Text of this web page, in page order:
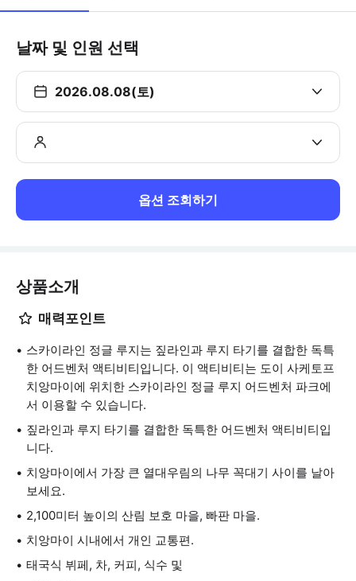
날짜 및 인원 선택
2026.08.08(토)
옵션 조회하기
상품소개
매력포인트
스카이라인 정글 루지는 짚라인과 루지 타기를 결합한 독특
한 어드벤처 액티비티입니다. 이 액티비티는 도이 사케토프
치앙마이에 위치한 스카이라인 정글 루지 어드벤처 파크에
서 이용할 수 있습니다.
짚라인과 루지 타기를 결합한 독특한 어드벤처 액티비티입
니다.
치앙마이에서 가장 큰 열대우림의 나무 꼭대기 사이를 날아
보세요.
2,100미터 높이의 산림 보호 마을, 빠판 마을.
치앙마이 시내에서 개인 교통편.
태국식 뷔페, 차, 커피, 식수 및